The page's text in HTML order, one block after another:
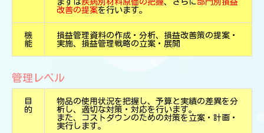
まずは疾病別材料原価の把握、さらに部門別損益
改善の提案を行います。
機
能
損益管理資料の作成・分析、損益改善策の提案・
実施、損益管理戦略の立案・展開
管理レベル
目
的
物品の使用状況を把握し、予算と実績の差異を分
析し、適切な対策・対応を行います。
また、コストダウンのための対策を立案・計画・
実行します。